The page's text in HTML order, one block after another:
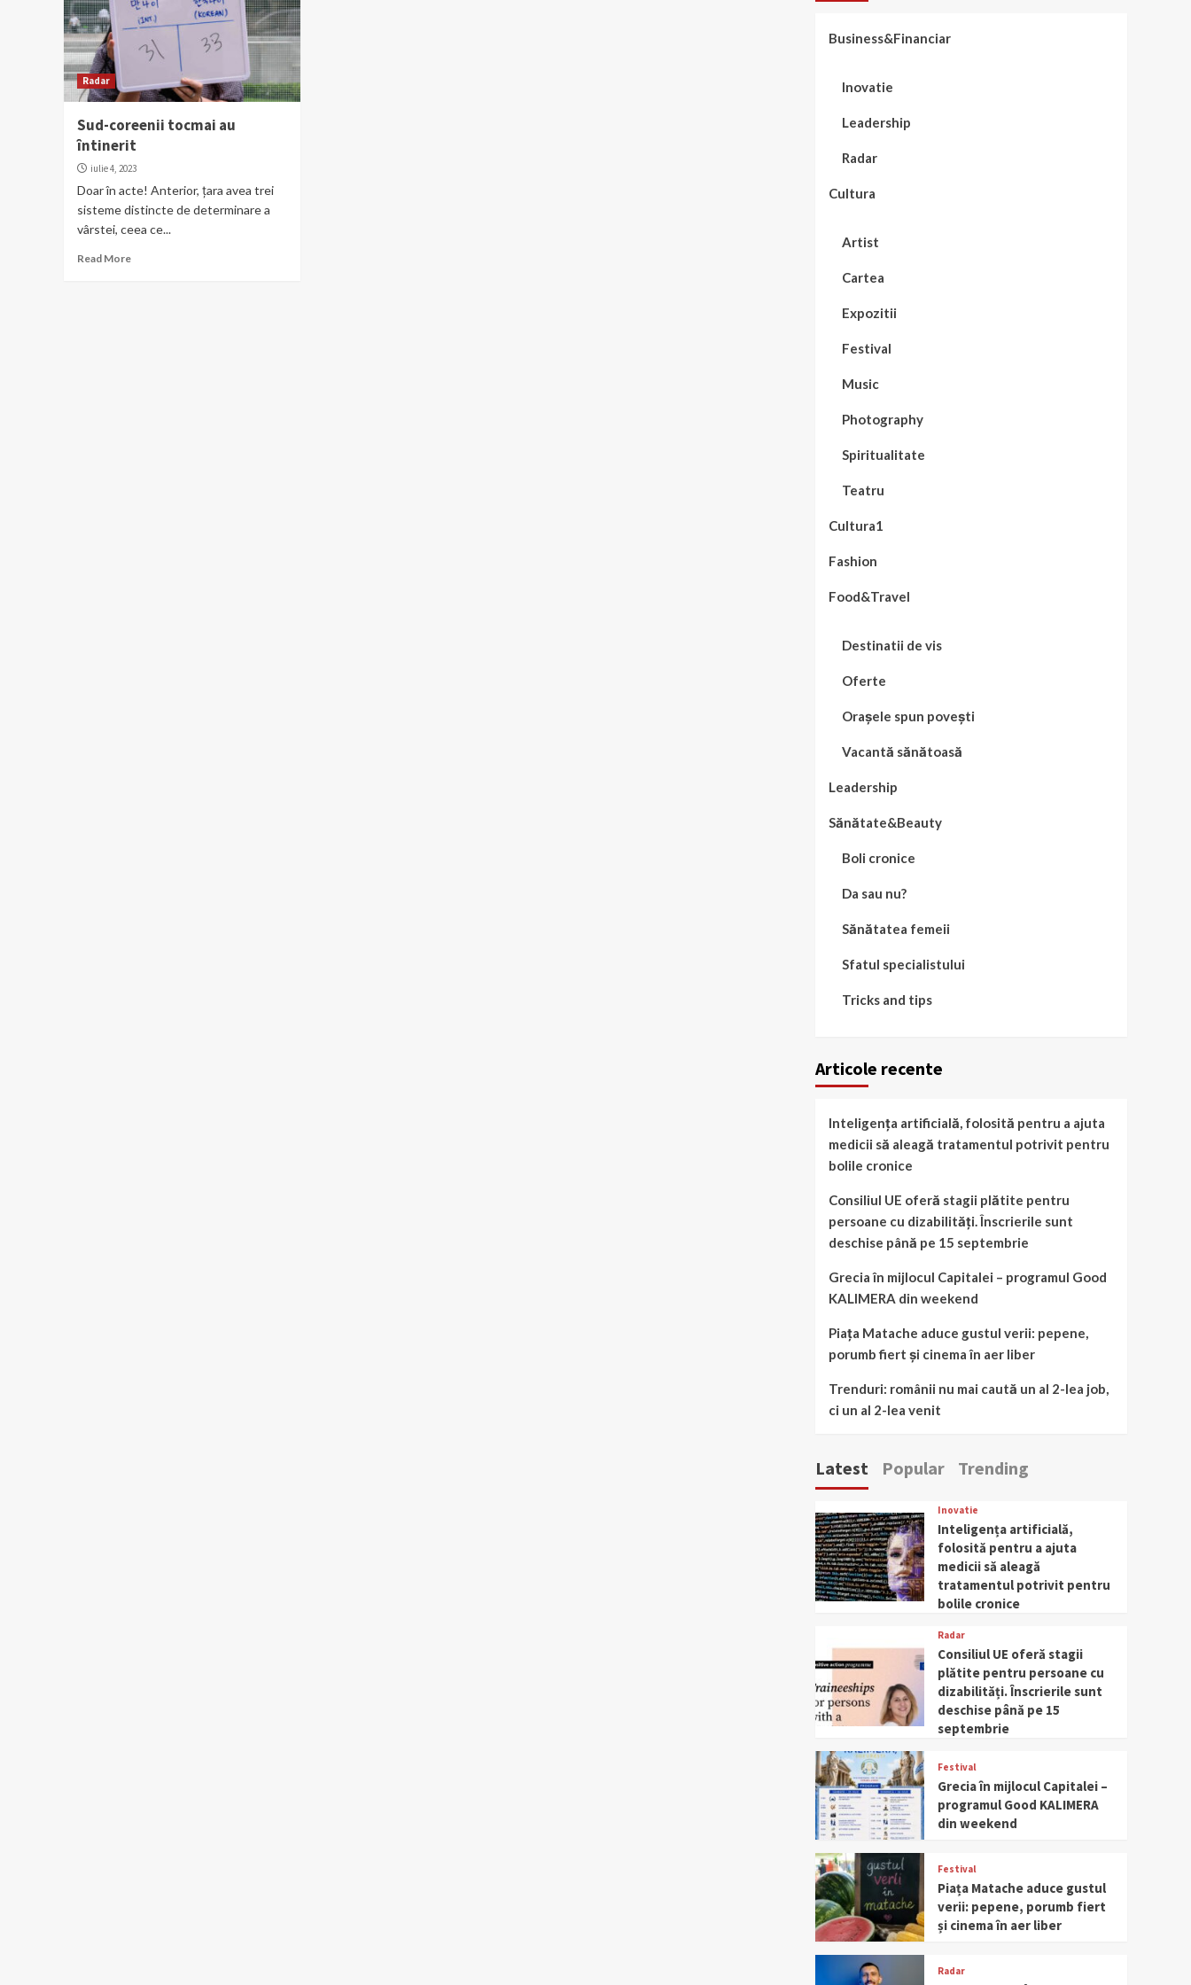
Radar
Sud-coreenii tocmai au
întinerit
iulie 4, 2023
Doar în acte! Anterior, țara avea trei
sisteme distincte de determinare a
vârstei, ceea ce...
Read More
Business&Financiar
Inovatie
Leadership
Radar
Cultura
Artist
Cartea
Expozitii
Festival
Music
Photography
Spiritualitate
Teatru
Cultura1
Fashion
Food&Travel
Destinatii de vis
Oferte
Orașele spun povești
Vacantă sănătoasă
Leadership
Sănătate&Beauty
Boli cronice
Da sau nu?
Sănătatea femeii
Sfatul specialistului
Tricks and tips
Articole recente
Inteligența artificială, folosită pentru a ajuta
medicii să aleagă tratamentul potrivit pentru
bolile cronice
Consiliul UE oferă stagii plătite pentru
persoane cu dizabilități. Înscrierile sunt
deschise până pe 15 septembrie
Grecia în mijlocul Capitalei – programul Good
KALIMERA din weekend
Piața Matache aduce gustul verii: pepene,
porumb fiert și cinema în aer liber
Trenduri: românii nu mai caută un al 2-lea job,
ci un al 2-lea venit
Latest Popular Trending
Inovatie
Inteligența artificială,
folosită pentru a ajuta
medicii să aleagă
tratamentul potrivit pentru
bolile cronice
Radar
Consiliul UE oferă stagii
plătite pentru persoane cu
dizabilități. Înscrierile sunt
deschise până pe 15
septembrie
Festival
Grecia în mijlocul Capitalei –
programul Good KALIMERA
din weekend
Festival
Piața Matache aduce gustul
verii: pepene, porumb fiert
și cinema în aer liber
Radar